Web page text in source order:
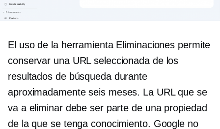
El uso de la herramienta Eliminaciones permite
conservar una URL seleccionada de los
resultados de búsqueda durante
aproximadamente seis meses. La URL que se
va a eliminar debe ser parte de una propiedad
de la que se tenga conocimiento. Google no